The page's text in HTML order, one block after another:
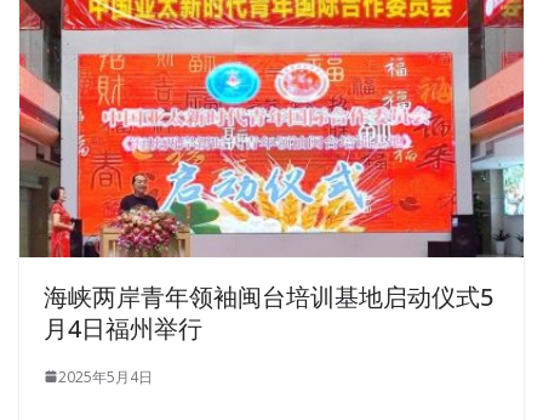
海峡两岸青年领袖闽台培训基地启动仪式5
月4日福州举行
2025年5月4日